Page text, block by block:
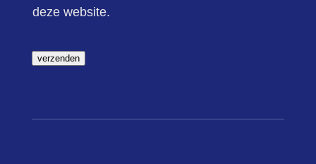
deze website.
verzenden